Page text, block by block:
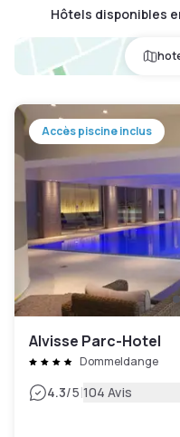
Hôtels disponibles
Accès piscine inclus
Alvisse Parc-Hotel
Dommeldange
4.3/5|104 Avis